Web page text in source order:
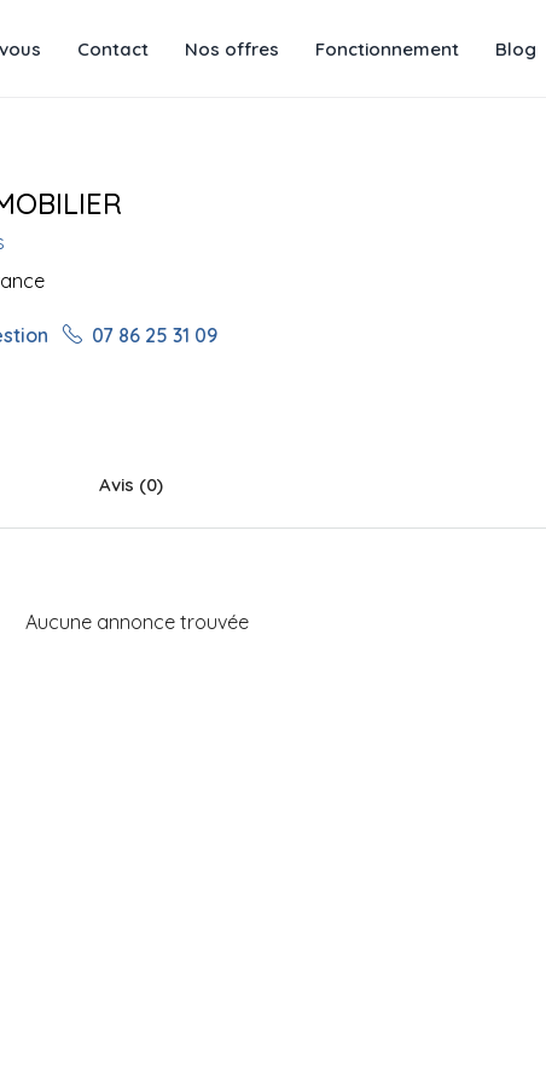
Contact Nos offres Fonctionnement Blog
07 86 25 31 09
Avis (0)
Aucune annonce trouvée